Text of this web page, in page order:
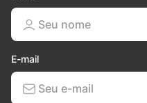
E-mail